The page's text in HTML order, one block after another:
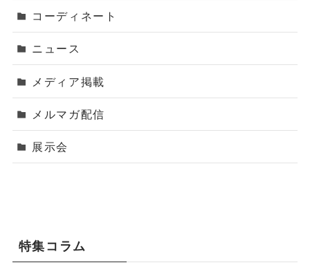
コーディネート
ニュース
メディア掲載
メルマガ配信
展示会
特集コラム